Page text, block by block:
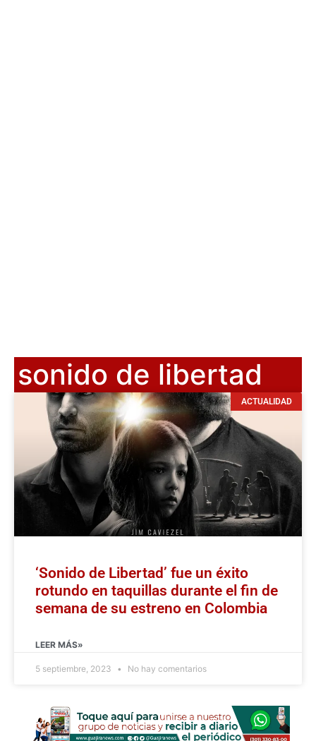
sonido de libertad
ACTUALIDAD
‘Sonido de Libertad’ fue un éxito
rotundo en taquillas durante el fin de
semana de su estreno en Colombia
LEER MÁS»
5 septiembre, 2023 No hay comentarios